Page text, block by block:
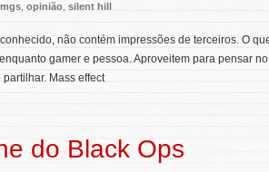
mgs opinião silent hill
não contém impressões de terceiros. O
gamer e pessoa. Aproveitem para pensar
Mass effect
do Black Ops